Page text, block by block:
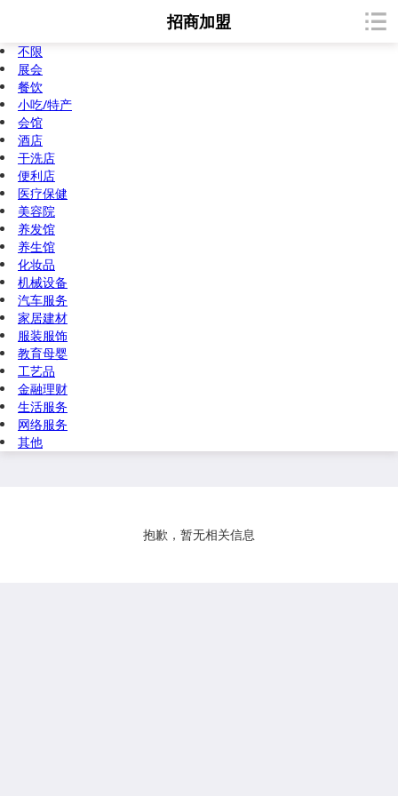
招商加盟
不限
展会
餐饮
小吃/特产
会馆
酒店
干洗店
便利店
医疗保健
美容院
养发馆
养生馆
化妆品
机械设备
汽车服务
家居建材
服装服饰
教育母婴
工艺品
金融理财
生活服务
网络服务
其他
抱歉，暂无相关信息